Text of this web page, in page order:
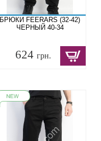
БРЮКИ FEERARS (32-42)
ЧЕРНЫЙ 40-34
624грн.